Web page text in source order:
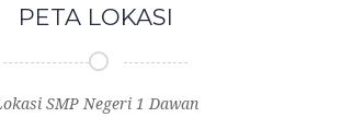
PETA LOKASI
SMP Negeri 1 Dawan